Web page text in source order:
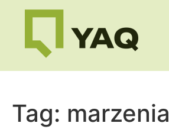
Tag: marzenia